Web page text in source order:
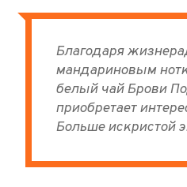
Благодаря
мандариновым
белый чай Брови
приобретает
Больше искристой